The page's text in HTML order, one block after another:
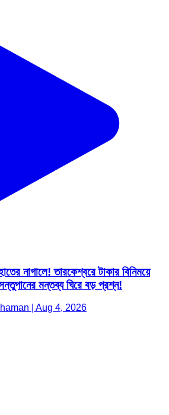
নাগালে! তারকেশ্বরে টাকার বিনিময়ে
মন্তব্য ঘিরে বড় প্রশ্ন!
| Aug 4, 2026